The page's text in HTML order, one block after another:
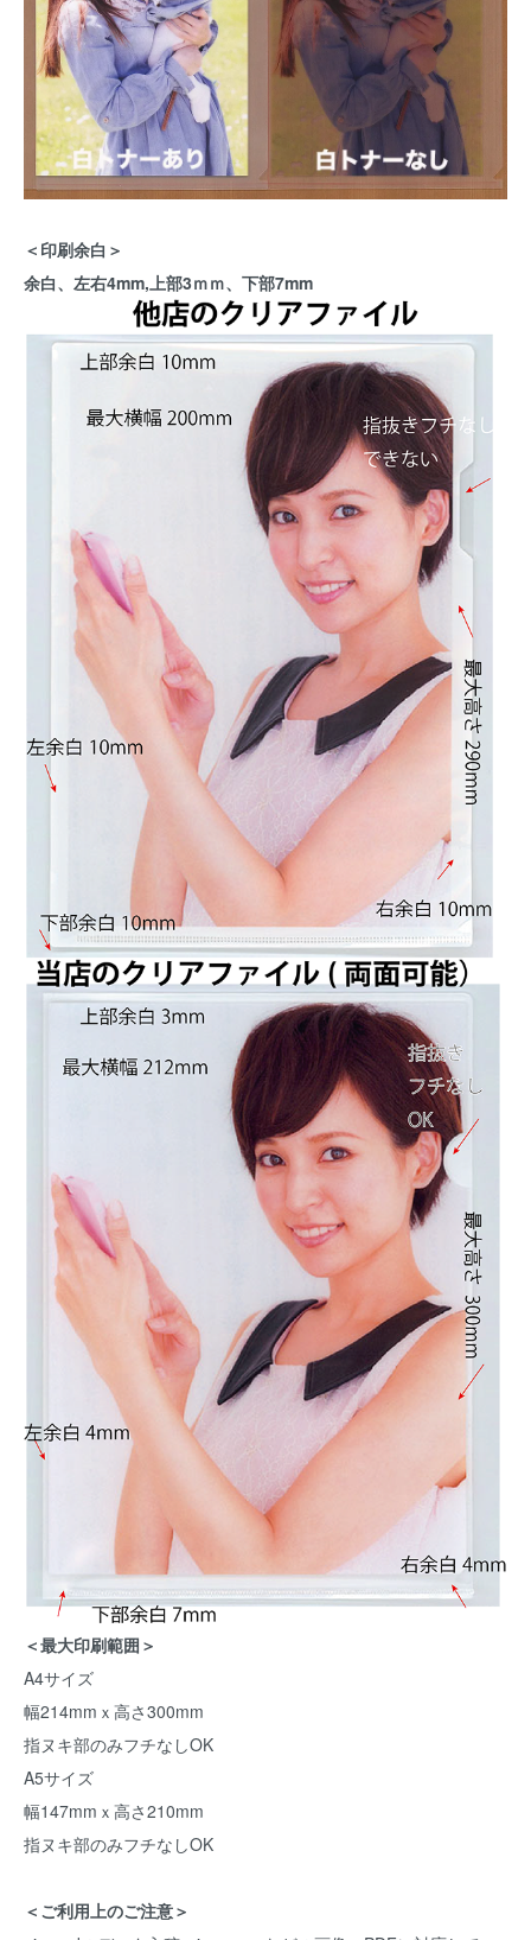
＜印刷余白＞
余白、左右4mm,上部3ｍｍ、下部7mm
＜最大印刷範囲＞
A4サイズ
幅214mmｘ高さ300mm
指ヌキ部のみフチなしOK
A5サイズ
幅147mmｘ高さ210mm
指ヌキ部のみフチなしOK
＜ご利用上のご注意＞